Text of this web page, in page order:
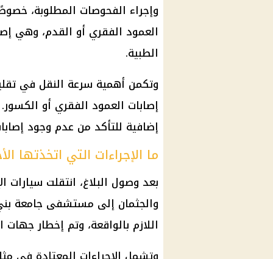
وإجراء الفحوصات المطلوبة،
العمود الفقري أو القدم، وهي
الطبية.
وتكمن أهمية سرعة النقل في
إصابات العمود الفقري أو
إضافية للتأكد من عدم وجود
ما الإجراءات التي اتخذتها
بعد وصول البلاغ، انتقلت
والجثمان إلى مستشفى جامعة
اللازم بالواقعة، وتم إخطار